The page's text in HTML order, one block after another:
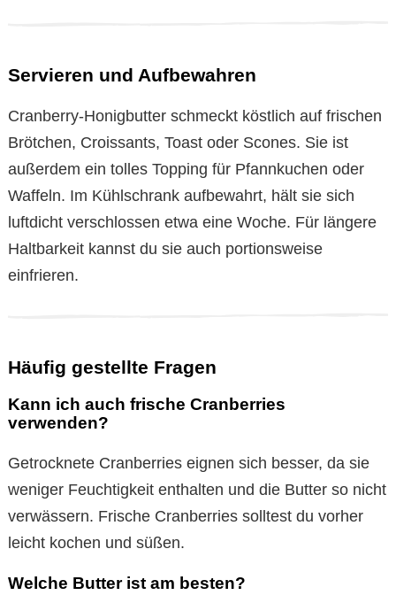
Servieren und Aufbewahren
Cranberry-Honigbutter schmeckt köstlich auf frischen
Brötchen, Croissants, Toast oder Scones. Sie ist
außerdem ein tolles Topping für Pfannkuchen oder
Waffeln. Im Kühlschrank aufbewahrt, hält sie sich
luftdicht verschlossen etwa eine Woche. Für längere
Haltbarkeit kannst du sie auch portionsweise
einfrieren.
Häufig gestellte Fragen
Kann ich auch frische Cranberries
verwenden?
Getrocknete Cranberries eignen sich besser, da sie
weniger Feuchtigkeit enthalten und die Butter so nicht
verwässern. Frische Cranberries solltest du vorher
leicht kochen und süßen.
Welche Butter ist am besten?